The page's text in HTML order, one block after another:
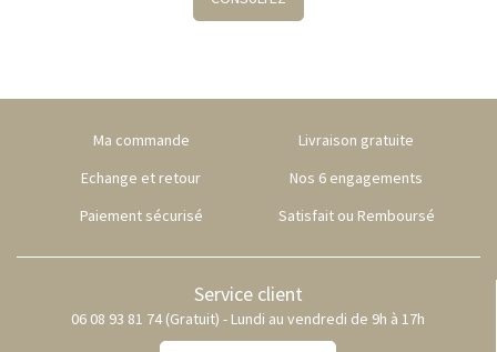
Ma commande
Livraison gratuite
Echange et retour
Nos 6 engagements
Paiement sécurisé
Satisfait ou Remboursé
Service client
06 08 93 81 74 (Gratuit) - Lundi au vendredi de 9h à 17h